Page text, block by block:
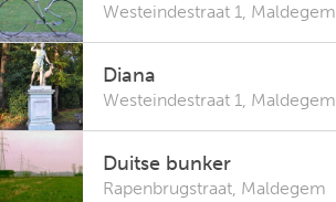
Westeindestraat 1, Maldegem
Diana
Westeindestraat 1, Maldegem
Duitse bunker
Rapenbrugstraat, Maldegem